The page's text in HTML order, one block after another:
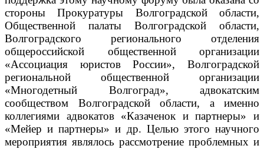
стороны Прокуратуры Волгоградской области,
Общественной палаты Волгоградской области,
Волгоградского регионального отделения
общероссийской общественной организации
«Ассоциация юристов России», Волгоградской
региональной общественной организации
«Многодетный Волгоград», адвокатским
сообществом Волгоградской области, а именно
коллегиями адвокатов «Казаченок и партнеры» и
«Мейер и партнеры» и др. Целью этого научного
мероприятия являлось рассмотрение проблемных и